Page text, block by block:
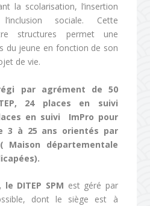
la scolarisation, l’insertion
sociale. Cette
structures permet une
du jeune en fonction de son
de vie.
par agrément de 50
24 places en suivi
en suivi ImPro pour
3 à 25 ans orientés par
Maison départementale
DITEP SPM est géré par
dont le siège est à